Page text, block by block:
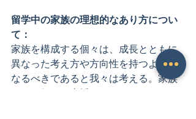
留学中の家族の理想的なあり方につい
て：
家族を構成する個々は、成長とともに
異なった考え方や方向性を持つように
なるべきであると我々は考える。家族